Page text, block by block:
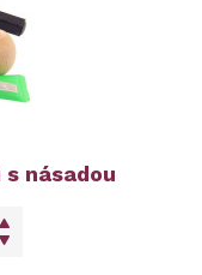
násadou